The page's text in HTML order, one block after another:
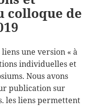
colloque de
une version « à
individuelles et
Nous avons
publication sur
les liens permettent